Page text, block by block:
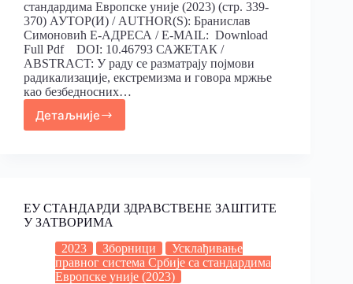
стандардима Европске уније (2023) (стр. 339-
370) АУТОР(И) / AUTHOR(S): Бранислав
Симоновић Е-АДРЕСА / E-MAIL: Download
Full Pdf DOI: 10.46793 САЖЕТАК /
ABSTRACT: У раду се разматрају појмови
радикализације, екстремизма и говора мржње
као безбедносних…
Детаљније
ЕУ СТАНДАРДИ ЗДРАВСТВЕНЕ ЗАШТИТЕ
У ЗАТВОРИМА
2023
Зборници
Усклађивање
правног система Србије са стандардима
Европске уније (2023)